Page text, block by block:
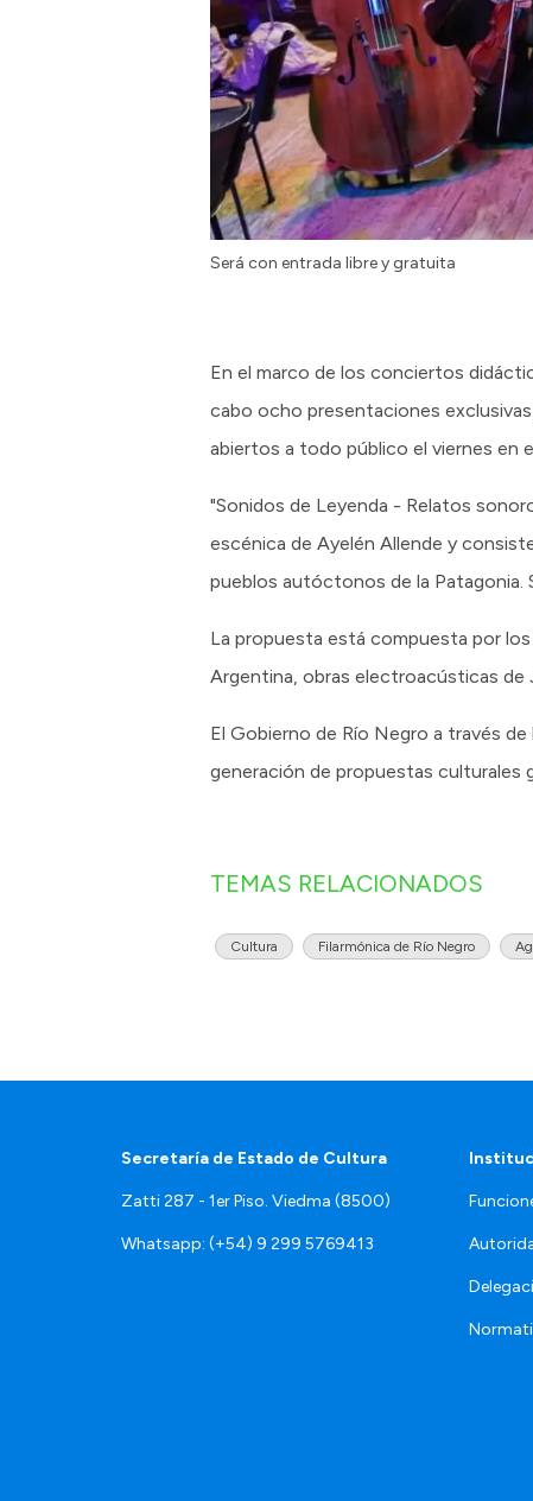
Será con entrada libre y gratuita
En el marco de los conciertos
cabo ocho presentaciones
abiertos a todo público el viernes en
"Sonidos de Leyenda - Relatos
escénica de Ayelén Allende y
pueblos autóctonos de la Patagonia.
La propuesta está compuesta por
Argentina, obras electroacústicas de
El Gobierno de Río Negro a través
generación de propuestas culturales
TEMAS RELACIONADOS
Cultura Filarmónica de Río Negro
Secretaría de Estado de Cultura
Zatti 287 - 1er Piso. Viedma (8500)
Whatsapp: (+54) 9 299 5769413